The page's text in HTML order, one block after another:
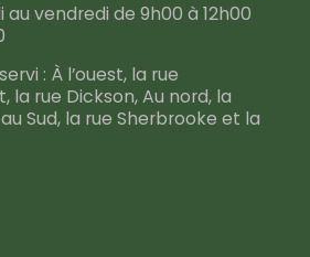
au vendredi de 9h00 à 12h00
: À l’ouest, la rue
la rue Dickson, Au nord, la
Sud, la rue Sherbrooke et la